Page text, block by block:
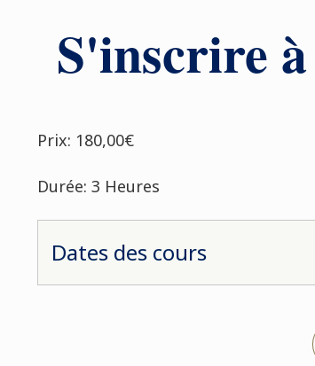
S'inscrire
Prix: 180,00€
Durée: 3 Heures